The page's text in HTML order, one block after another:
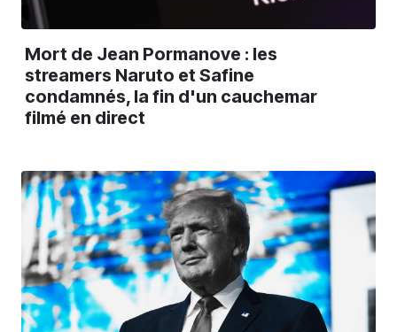
Mort de Jean Pormanove : les
streamers Naruto et Safine
condamnés, la fin d'un cauchemar
filmé en direct